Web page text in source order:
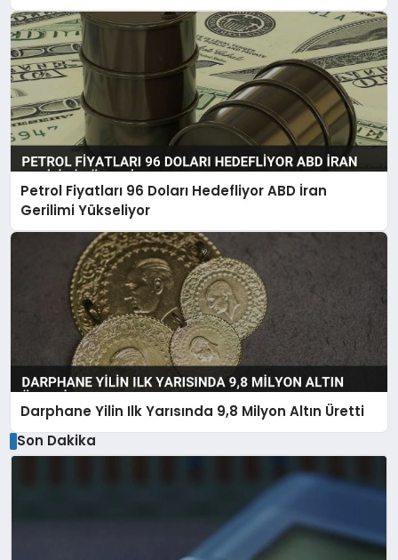
Petrol Fiyatları 96 Doları Hedefliyor ABD İran
Gerilimi Yükseliyor
Darphane Yilin Ilk Yarısında 9,8 Milyon Altın Üretti
Son Dakika